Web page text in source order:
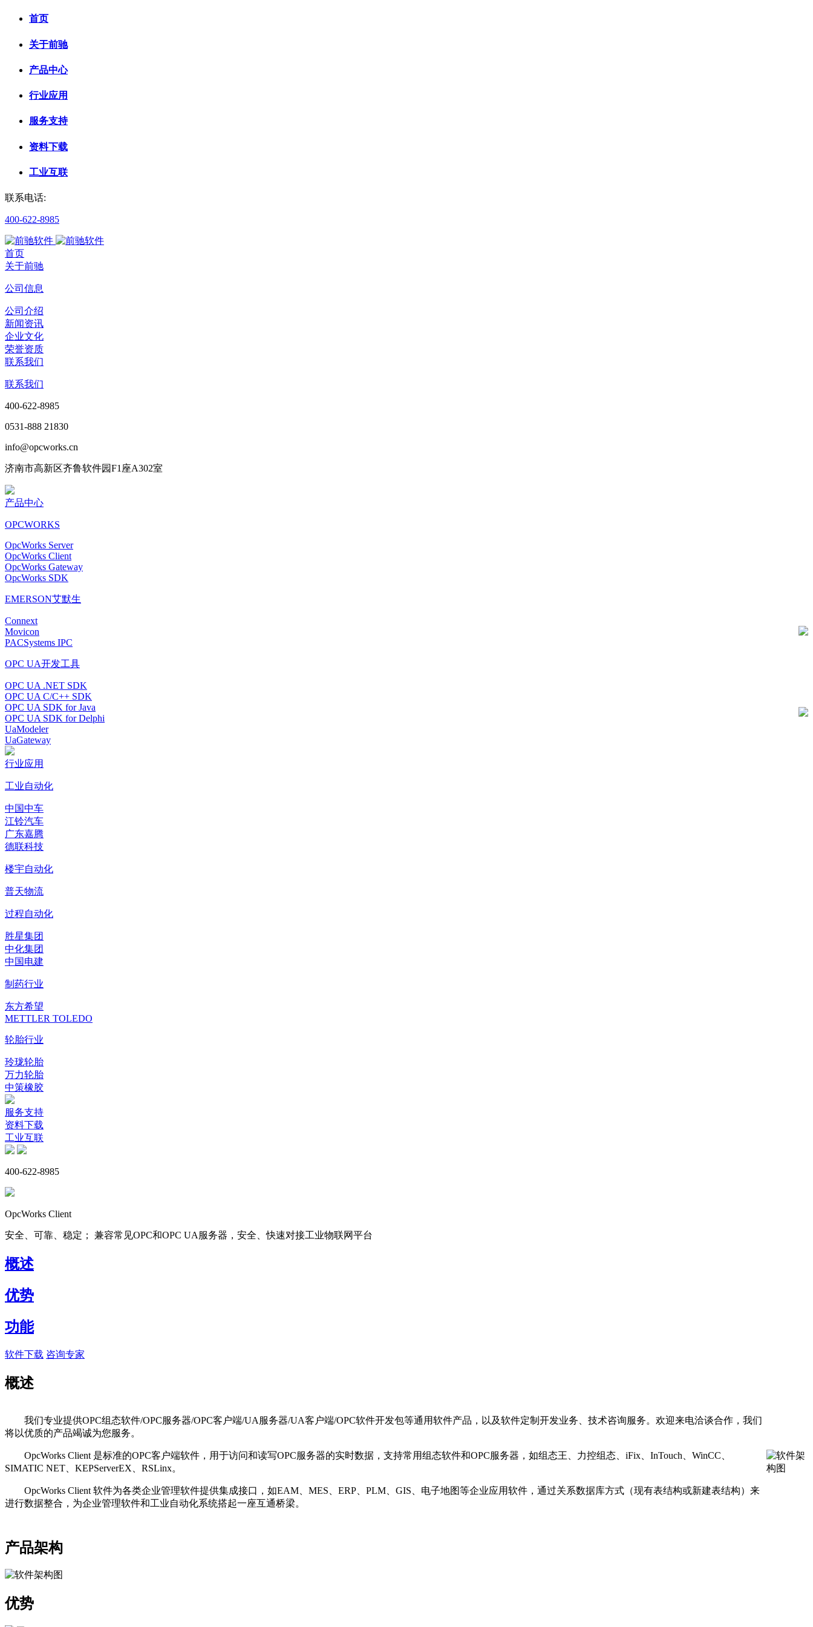
首页
关于前驰
产品中心
行业应用
服务支持
资料下载
工业互联
联系电话:
400-622-8985
首页
关于前驰
公司信息
公司介绍
新闻资讯
企业文化
荣誉资质
联系我们
联系我们
400-622-8985
0531-888 21830
info@opcworks.cn
济南市高新区齐鲁软件园F1座A302室
产品中心
OPCWORKS
OpcWorks Server
OpcWorks Client
OpcWorks Gateway
OpcWorks SDK
EMERSON艾默生
Connext
Movicon
PACSystems IPC
OPC UA开发工具
OPC UA .NET SDK
OPC UA C/C++ SDK
OPC UA SDK for Java
OPC UA SDK for Delphi
UaModeler
UaGateway
行业应用
工业自动化
中国中车
江铃汽车
广东嘉腾
德联科技
楼宇自动化
普天物流
过程自动化
胜星集团
中化集团
中国电建
制药行业
东方希望
METTLER TOLEDO
轮胎行业
玲珑轮胎
万力轮胎
中策橡胶
服务支持
资料下载
工业互联
400-622-8985
OpcWorks Client
安全、可靠、稳定； 兼容常见OPC和OPC UA服务器，安全、快速对接工业物联网平台
概述
优势
功能
软件下载 咨询专家
概述
我们专业提供OPC组态软件/OPC服务器/OPC客户端/UA服务器/UA客户端/OPC软件开发包等通用软件产品，以及软件定制开发业务、技术咨询服务。欢迎来电洽谈合作，我们
将以优质的产品竭诚为您服务。
OpcWorks Client 是标准的OPC客户端软件，用于访问和读写OPC服务器的实时数据，支持常用组态软件和OPC服务器，如组态王、力控组态、iFix、InTouch、WinCC、
SIMATIC NET、KEPServerEX、RSLinx。
OpcWorks Client 软件为各类企业管理软件提供集成接口，如EAM、MES、ERP、PLM、GIS、电子地图等企业应用软件，通过关系数据库方式（现有表结构或新建表结构）来
进行数据整合，为企业管理软件和工业自动化系统搭起一座互通桥梁。
产品架构
优势